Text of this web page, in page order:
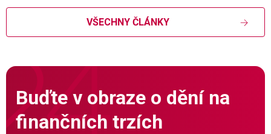
VŠECHNY ČLÁNKY
Buďte v obraze o dění na
finančních trzích